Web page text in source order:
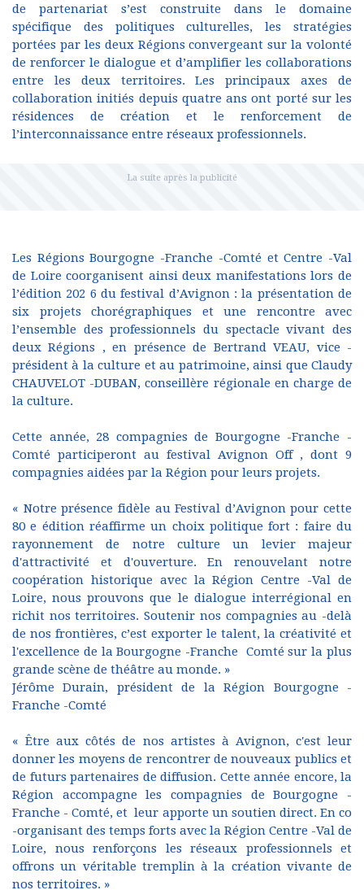
de partenariat s’est construite dans le domaine
spécifique des politiques culturelles, les stratégies
portées par les deux Régions convergeant sur la volonté
de renforcer le dialogue et d’amplifier les collaborations
entre les deux territoires. Les principaux axes de
collaboration initiés depuis quatre ans ont porté sur les
résidences de création et le renforcement de
l’interconnaissance entre réseaux professionnels.
Les Régions Bourgogne -Franche -Comté et Centre -Val
de Loire coorganisent ainsi deux manifestations lors de
l’édition 202 6 du festival d’Avignon : la présentation de
six projets chorégraphiques et une rencontre avec
l’ensemble des professionnels du spectacle vivant des
deux Régions , en présence de Bertrand VEAU, vice -
président à la culture et au patrimoine, ainsi que Claudy
CHAUVELOT -DUBAN, conseillère régionale en charge de
la culture.
Cette année, 28 compagnies de Bourgogne -Franche -
Comté participeront au festival Avignon Off , dont 9
compagnies aidées par la Région pour leurs projets.
« Notre présence fidèle au Festival d’Avignon pour cette
80 e édition réaffirme un choix politique fort : faire du
rayonnement de notre culture un levier majeur
d'attractivité et d'ouverture. En renouvelant notre
coopération historique avec la Région Centre -Val de
Loire, nous prouvons que le dialogue interrégional en
richit nos territoires. Soutenir nos compagnies au -delà
de nos frontières, c’est exporter le talent, la créativité et
l'excellence de la Bourgogne -Franche Comté sur la plus
grande scène de théâtre au monde. »
Jérôme Durain, président de la Région Bourgogne -
Franche -Comté
« Être aux côtés de nos artistes à Avignon, c'est leur
donner les moyens de rencontrer de nouveaux publics et
de futurs partenaires de diffusion. Cette année encore, la
Région accompagne les compagnies de Bourgogne -
Franche - Comté, et leur apporte un soutien direct. En co
-organisant des temps forts avec la Région Centre -Val de
Loire, nous renforçons les réseaux professionnels et
offrons un véritable tremplin à la création vivante de
nos territoires. »